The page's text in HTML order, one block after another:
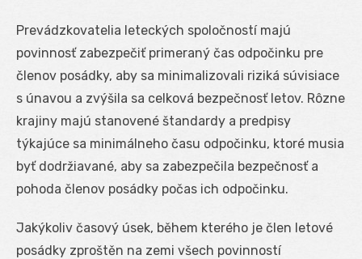
Prevádzkovatelia leteckých spoločností majú
povinnosť zabezpečiť primeraný čas odpočinku pre
členov posádky, aby sa minimalizovali riziká súvisiace
s únavou a zvýšila sa celková bezpečnosť letov. Rôzne
krajiny majú stanovené štandardy a predpisy
týkajúce sa minimálneho času odpočinku, ktoré musia
byť dodržiavané, aby sa zabezpečila bezpečnosť a
pohoda členov posádky počas ich odpočinku.
Jakýkoliv časový úsek, během kterého je člen letové
posádky zproštěn na zemi všech povinností